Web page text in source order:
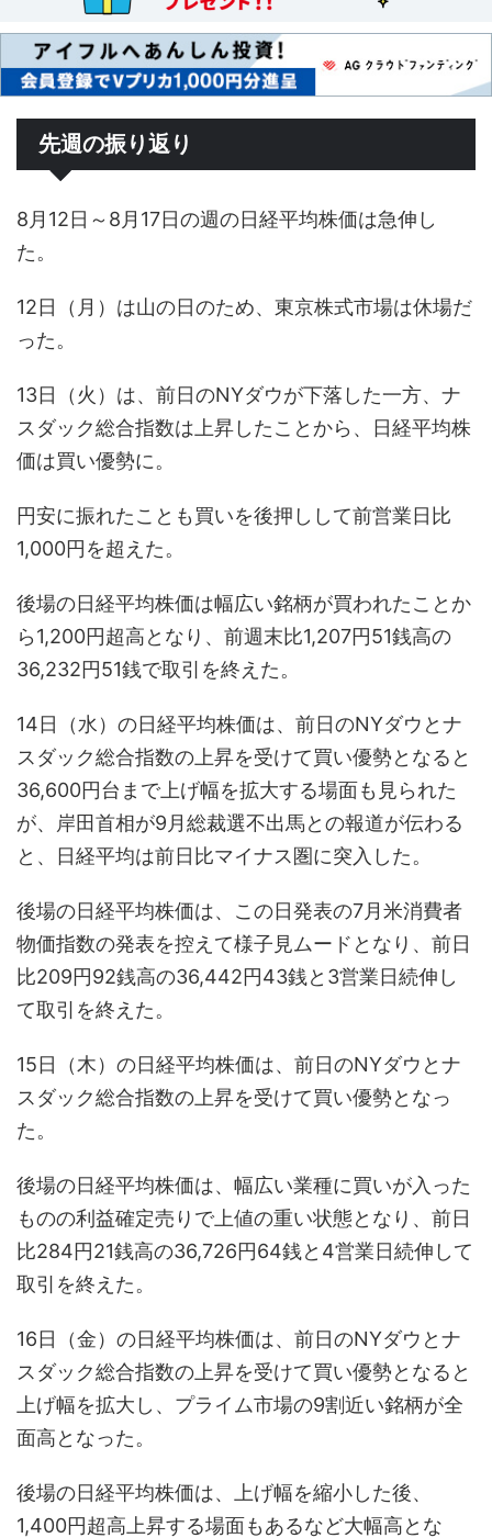
先週の振り返り
8月12日～8月17日の週の日経平均株価は急伸し
た。
12日（月）は山の日のため、東京株式市場は休場だ
った。
13日（火）は、前日のNYダウが下落した一方、ナ
スダック総合指数は上昇したことから、日経平均株
価は買い優勢に。
円安に振れたことも買いを後押しして前営業日比
1,000円を超えた。
後場の日経平均株価は幅広い銘柄が買われたことか
ら1,200円超高となり、前週末比1,207円51銭高の
36,232円51銭で取引を終えた。
14日（水）の日経平均株価は、前日のNYダウとナ
スダック総合指数の上昇を受けて買い優勢となると
36,600円台まで上げ幅を拡大する場面も見られた
が、岸田首相が9月総裁選不出馬との報道が伝わる
と、日経平均は前日比マイナス圏に突入した。
後場の日経平均株価は、この日発表の7月米消費者
物価指数の発表を控えて様子見ムードとなり、前日
比209円92銭高の36,442円43銭と3営業日続伸し
て取引を終えた。
15日（木）の日経平均株価は、前日のNYダウとナ
スダック総合指数の上昇を受けて買い優勢となっ
た。
後場の日経平均株価は、幅広い業種に買いが入った
ものの利益確定売りで上値の重い状態となり、前日
比284円21銭高の36,726円64銭と4営業日続伸して
取引を終えた。
16日（金）の日経平均株価は、前日のNYダウとナ
スダック総合指数の上昇を受けて買い優勢となると
上げ幅を拡大し、プライム市場の9割近い銘柄が全
面高となった。
後場の日経平均株価は、上げ幅を縮小した後、
1,400円超高上昇する場面もあるなど大幅高とな